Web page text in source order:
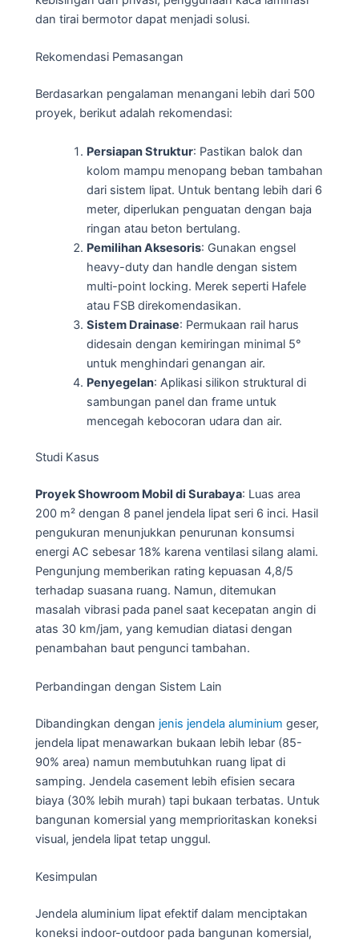
dan tirai bermotor dapat menjadi solusi.
Rekomendasi Pemasangan
Berdasarkan pengalaman menangani lebih dari 500
proyek, berikut adalah rekomendasi:
Persiapan Struktur: Pastikan balok dan
kolom mampu menopang beban tambahan
dari sistem lipat. Untuk bentang lebih dari 6
meter, diperlukan penguatan dengan baja
ringan atau beton bertulang.
Pemilihan Aksesoris: Gunakan engsel
heavy-duty dan handle dengan sistem
multi-point locking. Merek seperti Hafele
atau FSB direkomendasikan.
Sistem Drainase: Permukaan rail harus
didesain dengan kemiringan minimal 5°
untuk menghindari genangan air.
Penyegelan: Aplikasi silikon struktural di
sambungan panel dan frame untuk
mencegah kebocoran udara dan air.
Studi Kasus
Proyek Showroom Mobil di Surabaya: Luas area
200 m² dengan 8 panel jendela lipat seri 6 inci. Hasil
pengukuran menunjukkan penurunan konsumsi
energi AC sebesar 18% karena ventilasi silang alami.
Pengunjung memberikan rating kepuasan 4,8/5
terhadap suasana ruang. Namun, ditemukan
masalah vibrasi pada panel saat kecepatan angin di
atas 30 km/jam, yang kemudian diatasi dengan
penambahan baut pengunci tambahan.
Perbandingan dengan Sistem Lain
Dibandingkan dengan jenis jendela aluminium geser,
jendela lipat menawarkan bukaan lebih lebar (85-
90% area) namun membutuhkan ruang lipat di
samping. Jendela casement lebih efisien secara
biaya (30% lebih murah) tapi bukaan terbatas. Untuk
bangunan komersial yang memprioritaskan koneksi
visual, jendela lipat tetap unggul.
Kesimpulan
Jendela aluminium lipat efektif dalam menciptakan
koneksi indoor-outdoor pada bangunan komersial,